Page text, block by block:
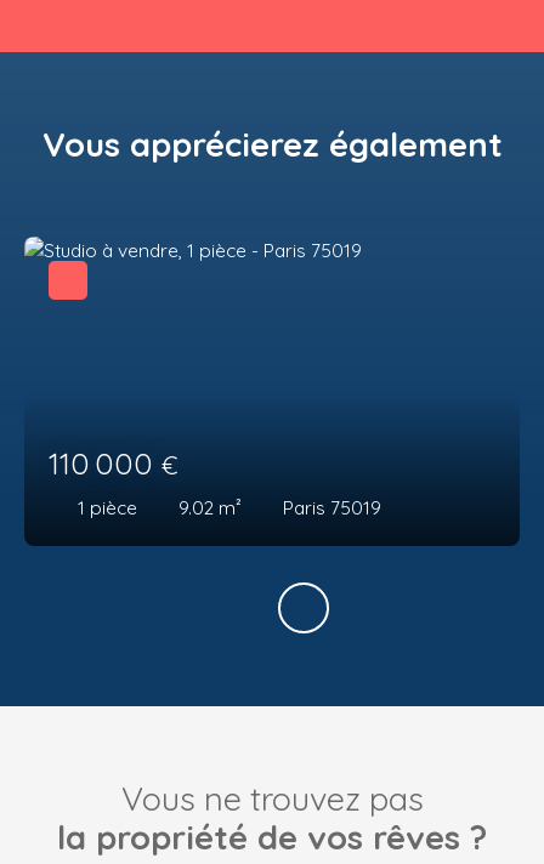
Vous apprécierez également
110 000 €
1 pièce 9.02 m² Paris 75019
Vous ne trouvez pas
la propriété de vos rêves ?